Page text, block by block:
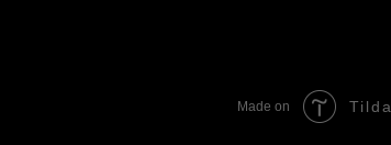
Made on Tilda